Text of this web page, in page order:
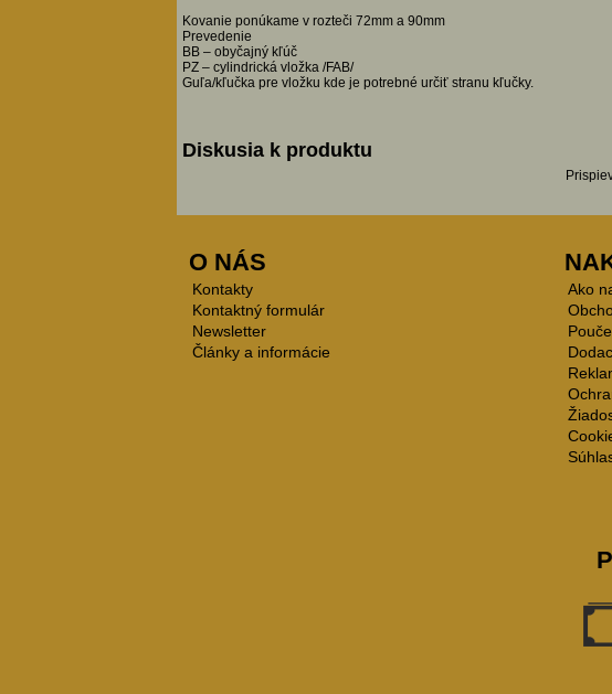
Kovanie ponúkame v rozteči 72mm a 90mm
Prevedenie
BB – obyčajný kľúč
PZ – cylindrická vložka /FAB/
Guľa/kľučka pre vložku kde je potrebné určiť stranu kľučky.
Diskusia k produktu
O NÁS
Kontakty
Kontaktný formulár
Newsletter
Články a informácie
Ako